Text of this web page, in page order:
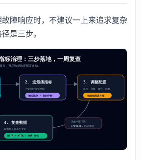
障响应时，不建议一上来追求复杂
是三步。